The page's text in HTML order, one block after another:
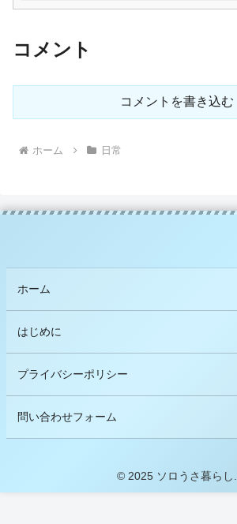
コメント
コメントを書き込む
ホーム 日常
ホーム
はじめに
プライバシーポリシー
問い合わせフォーム
© 2025 ソロうさ暮らし.